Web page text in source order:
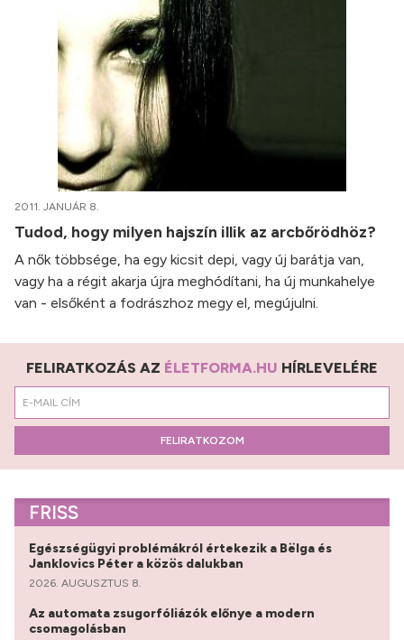
2011. JANUÁR 8.
Tudod, hogy milyen hajszín illik az arcbőrödhöz?
A nők többsége, ha egy kicsit depi, vagy új barátja van,
vagy ha a régit akarja újra meghódítani, ha új munkahelye
van - elsőként a fodrászhoz megy el, megújulni.
FELIRATKOZÁS AZ ÉLETFORMA.HU HÍRLEVELÉRE
FELIRATKOZOM
FRISS
Egészségügyi problémákról értekezik a Bëlga és
Janklovics Péter a közös dalukban
2026. AUGUSZTUS 8.
Az automata zsugorfóliázók előnye a modern
csomagolásban